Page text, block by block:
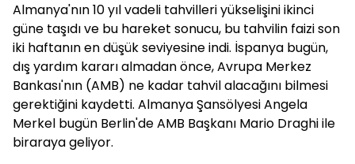
Almanya'nın 10 yıl vadeli tahvilleri yükselişini ikinci
güne taşıdı ve bu hareket sonucu, bu tahvilin faizi son
iki haftanın en düşük seviyesine indi. İspanya bugün,
dış yardım kararı almadan önce, Avrupa Merkez
Bankası'nın (AMB) ne kadar tahvil alacağını bilmesi
gerektiğini kaydetti. Almanya Şansölyesi Angela
Merkel bugün Berlin'de AMB Başkanı Mario Draghi ile
biraraya geliyor.